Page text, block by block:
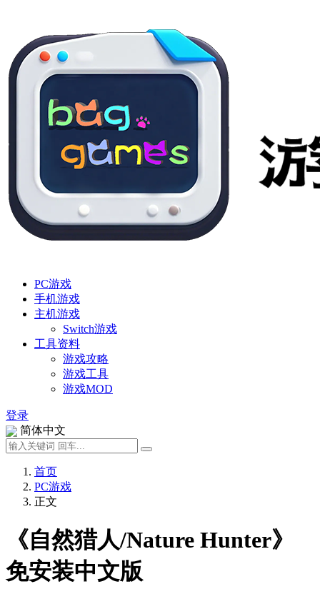
PC游戏
手机游戏
主机游戏
Switch游戏
工具资料
游戏攻略
游戏工具
游戏MOD
登录
简体中文
首页
PC游戏
正文
《自然猎人/Nature Hunter》
免安装中文版